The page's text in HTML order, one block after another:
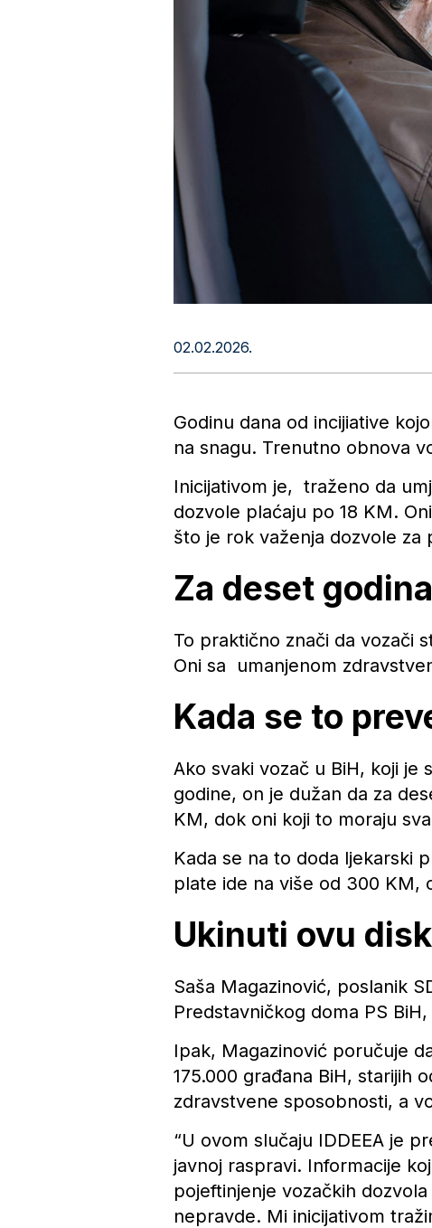
02.02.2026.
Godinu dana od incijiative
na snagu. Trenutno obnova
Inicijativom je, traženo da
dozvole plaćaju po 18 KM.
što je rok važenja dozvole za
Za deset
To praktično znači da vozači
Oni sa umanjenom
Kada se to
Ako svaki vozač u BiH, koji
godine, on je dužan da za
KM, dok oni koji to moraju
Kada se na to doda ljekarski
plate ide na više od 300 KM,
Ukinuti ovu
Saša Magazinović, poslanik
Predstavničkog doma PS
Ipak, Magazinović poručuje
175.000 građana BiH, starijih
zdravstvene sposobnosti, a
“U ovom slučaju IDDEEA je
javnoj raspravi. Informacije
pojeftinjenje vozačkih
nepravde. Mi inicijativom